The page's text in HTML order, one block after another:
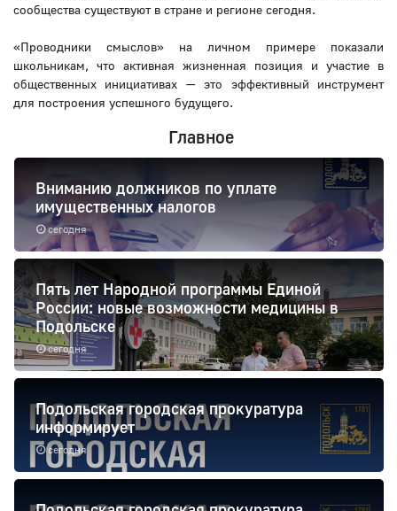
сообщества существуют в стране и регионе сегодня.
«Проводники смыслов» на личном примере показали
школьникам, что активная жизненная позиция и участие в
общественных инициативах — это эффективный инструмент
для построения успешного будущего.
Главное
сегодня
Вниманию должников по уплате
имущественных налогов
сегодня
Пять лет Народной программы Единой
России: новые возможности медицины в
Подольске
сегодня
Подольская городская прокуратура
информирует